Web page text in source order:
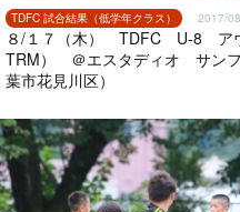
TDFC 試合結果（低学年クラス） 2017/
８/１７（木） TDFC U-8 ア
TRM） ＠エスタディオ サ
葉市花見川区）